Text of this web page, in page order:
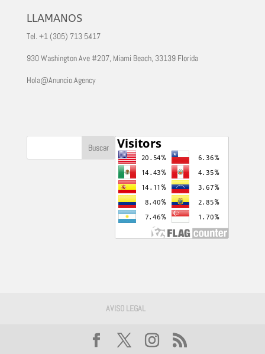
LLAMANOS
Tel. +1 (305) 713 5417
930 Washington Ave #207, Miami Beach, 33139 Florida
Hola@Anuncio.Agency
AVISO LEGAL